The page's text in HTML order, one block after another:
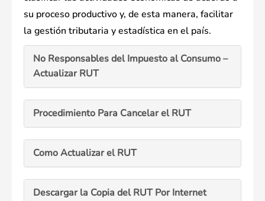
su proceso productivo y, de esta manera, facilitar
la gestión tributaria y estadística en el país.
No Responsables del Impuesto al Consumo –
Actualizar RUT
Procedimiento Para Cancelar el RUT
Como Actualizar el RUT
Descargar la Copia del RUT Por Internet